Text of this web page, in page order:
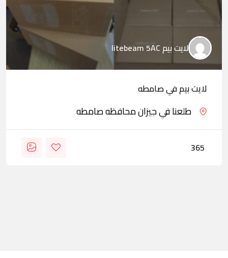
لايت بيم litebeam 5AC
لايت بيم في صامطه
طلعنا في جيزان محافظه صامطه
365